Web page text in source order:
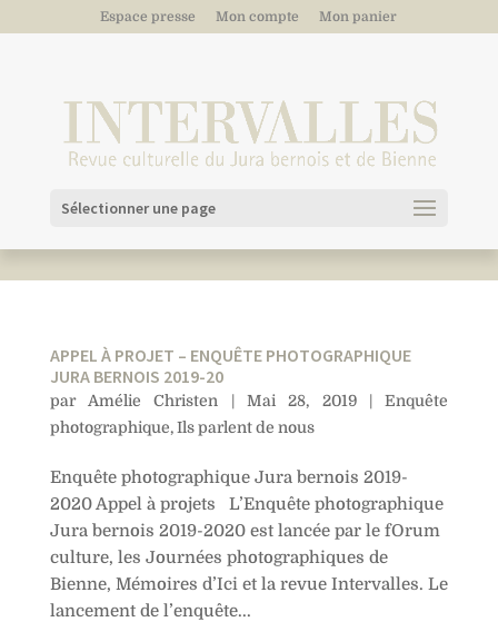
Espace presse Mon compte Mon panier
Sélectionner une page
APPEL À PROJET – ENQUÊTE PHOTOGRAPHIQUE
JURA BERNOIS 2019-20
par Amélie Christen |Mai 28, 2019|Enquête
photographique,Ils parlent de nous
Enquête photographique Jura bernois 2019-
2020 Appel à projets L’Enquête photographique
Jura bernois 2019-2020 est lancée par le fOrum
culture, les Journées photographiques de
Bienne, Mémoires d’Ici et la revue Intervalles. Le
lancement de l’enquête...